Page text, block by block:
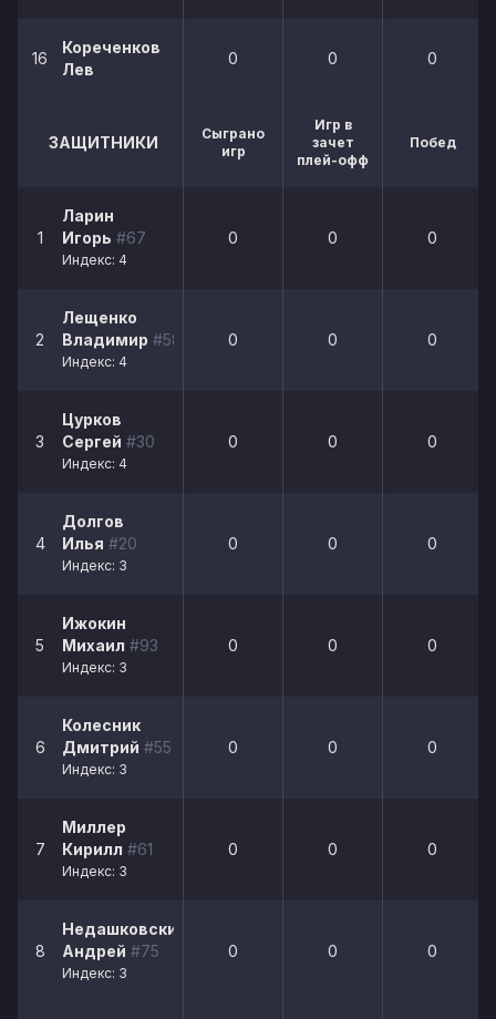
16
Кореченков
Лев
0 0 0
ЗАЩИТНИКИ
Сыграно
игр
Игр в
зачет
плей-офф
Побед
1
Ларин
Игорь #67
Индекс: 4
0 0 0
2
Лещенко
Владимир #58
Индекс: 4
0 0 0
3
Цурков
Сергей #30
Индекс: 4
0 0 0
4
Долгов
Илья #20
Индекс: 3
0 0 0
5
Ижокин
Михаил #93
Индекс: 3
0 0 0
6
Колесник
Дмитрий #55
Индекс: 3
0 0 0
7
Миллер
Кирилл #61
Индекс: 3
0 0 0
8
Недашковский
Андрей #75
Индекс: 3
0 0 0